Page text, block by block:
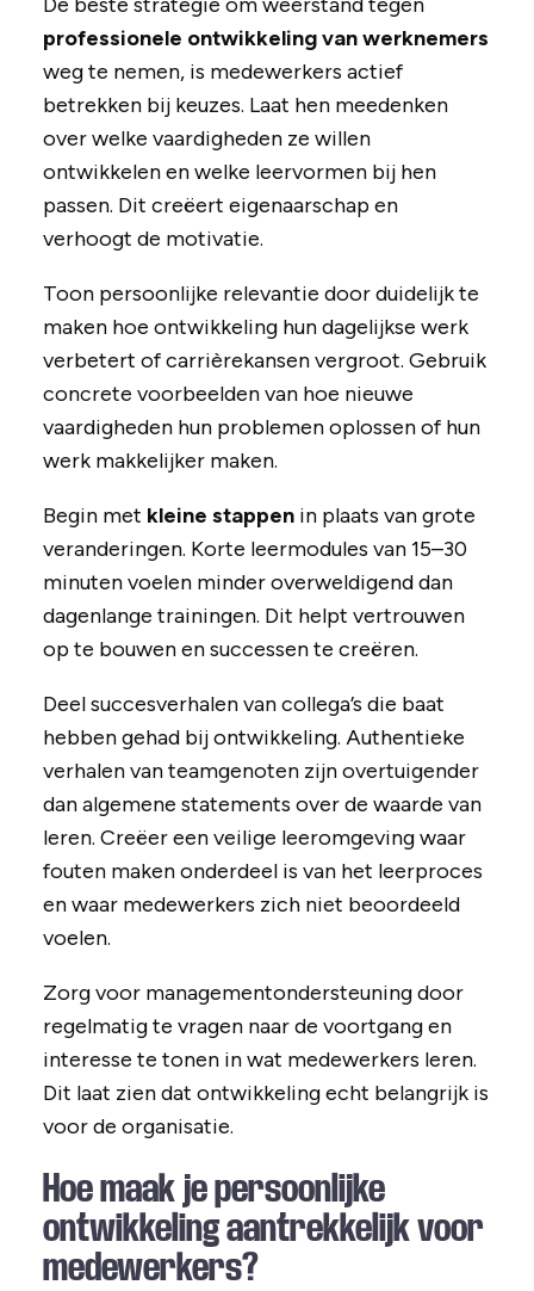
professionele ontwikkeling van werknemers
weg te nemen, is medewerkers actief
betrekken bij keuzes. Laat hen meedenken
over welke vaardigheden ze willen
ontwikkelen en welke leervormen bij hen
passen. Dit creëert eigenaarschap en
verhoogt de motivatie.
Toon persoonlijke relevantie door duidelijk te
maken hoe ontwikkeling hun dagelijkse werk
verbetert of carrièrekansen vergroot. Gebruik
concrete voorbeelden van hoe nieuwe
vaardigheden hun problemen oplossen of hun
werk makkelijker maken.
Begin met kleine stappenin plaats van grote
veranderingen. Korte leermodules van 15–30
minuten voelen minder overweldigend dan
dagenlange trainingen. Dit helpt vertrouwen
op te bouwen en successen te creëren.
Deel succesverhalen van collega’s die baat
hebben gehad bij ontwikkeling. Authentieke
verhalen van teamgenoten zijn overtuigender
dan algemene statements over de waarde van
leren. Creëer een veilige leeromgeving waar
fouten maken onderdeel is van het leerproces
en waar medewerkers zich niet beoordeeld
voelen.
Zorg voor managementondersteuning door
regelmatig te vragen naar de voortgang en
interesse te tonen in wat medewerkers leren.
Dit laat zien dat ontwikkeling echt belangrijk is
voor de organisatie.
Hoe maak je persoonlijke
ontwikkeling aantrekkelijk voor
medewerkers?